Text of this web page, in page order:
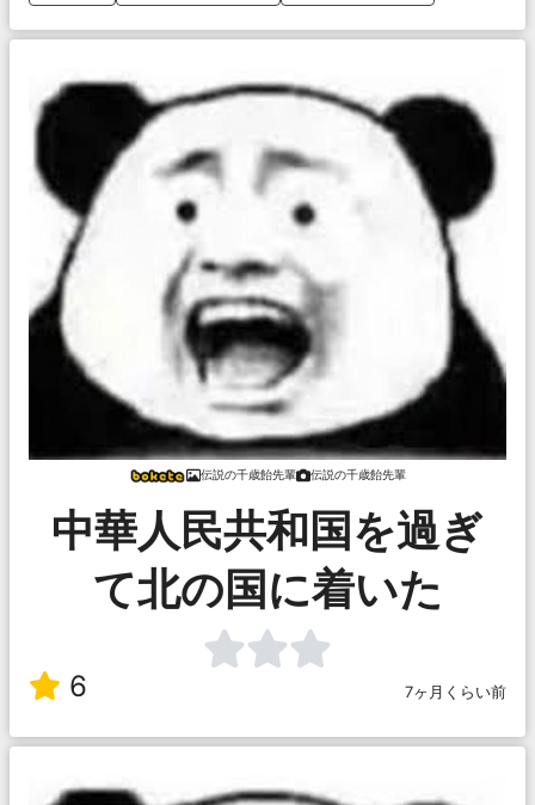
伝説の千歳飴先輩 伝説の千歳飴先輩
中華人民共和国を過ぎ
て北の国に着いた
6 7ヶ月くらい前